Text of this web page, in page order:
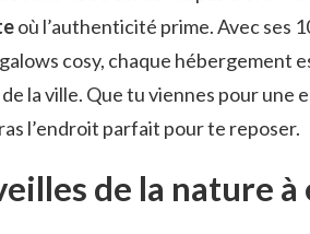
où l’authenticité prime. Avec ses
cosy, chaque hébergement
la ville. Que tu viennes pour une
l’endroit parfait pour te reposer.
de la nature